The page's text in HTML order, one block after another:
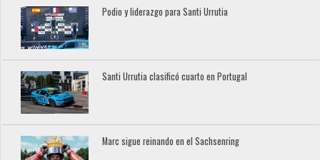
Podio y liderazgo para Santi Urrutia
Santi Urrutia clasificó cuarto en Portugal
Marc sigue reinando en el Sachsenring